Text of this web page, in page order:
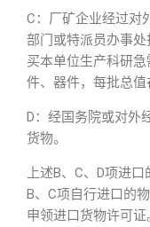
C：厂矿企业经过对
部门或特派员办事
买本单位生产科研
件、器件，每批总值
D：经国务院或对外
货物。
上述B、C、D项进
B、C项自行进口的
申领进口货物许可证